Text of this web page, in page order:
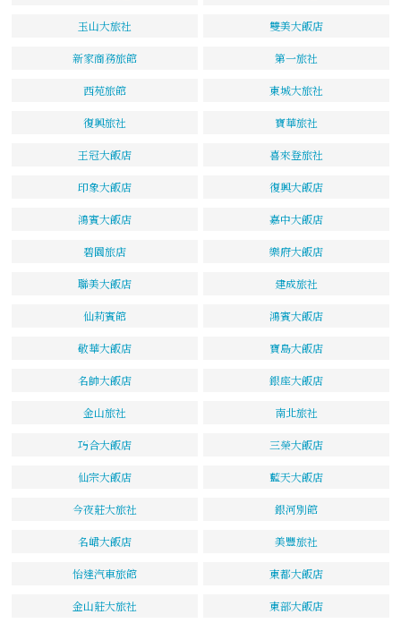
玉山大旅社 雙美大飯店
新家商務旅館 第一旅社
西苑旅館 東城大旅社
復興旅社 寶華旅社
王冠大飯店 喜來登旅社
印象大飯店 復興大飯店
鴻賓大飯店 嘉中大飯店
碧園旅店 樂府大飯店
聯美大飯店 建成旅社
仙莉賓館 鴻賓大飯店
敬華大飯店 寶島大飯店
名帥大飯店 銀座大飯店
金山旅社 南北旅社
巧合大飯店 三榮大飯店
仙宗大飯店 藍天大飯店
今夜莊大旅社 銀河別館
名峮大飯店 美豐旅社
怡達汽車旅館 東都大飯店
金山莊大旅社 東部大飯店